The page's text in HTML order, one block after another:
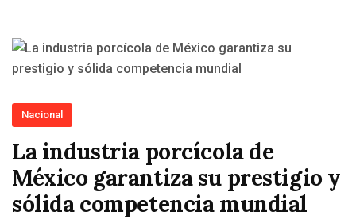
Nacional
La industria porcícola de
México garantiza su prestigio y
sólida competencia mundial